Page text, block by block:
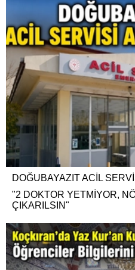
DOĞUBAYAZIT ACİL
"2 DOKTOR YETMİYOR,
ÇIKARILSIN"